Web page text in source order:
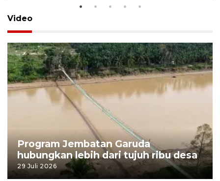
Video
Program Jembatan Garuda
hubungkan lebih dari tujuh ribu desa
29 Juli 2026